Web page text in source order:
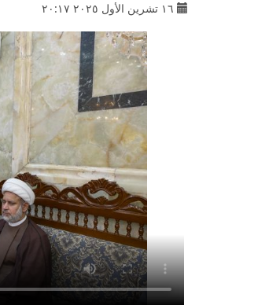
١٦ تشرين الأول ٢٠٢٥ ٢٠:١٧